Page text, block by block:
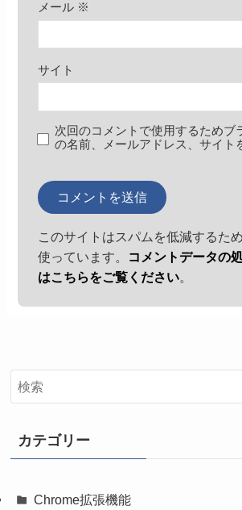
メール ※
サイト
次回のコメントで使用するためブ
の名前、メールアドレス、サイト
このサイトはスパムを低減するた
使っています。
コメントデータの
はこちらをご覧ください。
カテゴリー
Chrome拡張機能